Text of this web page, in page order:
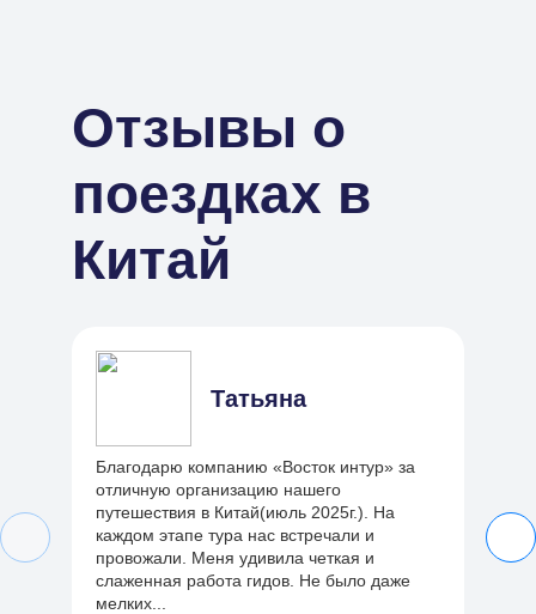
Отзывы о
поездках в
Китай
Татьяна
Благодарю компанию «Восток интур» за
отличную организацию нашего
путешествия в Китай(июль 2025г.). На
каждом этапе тура нас встречали и
провожали. Меня удивила четкая и
слаженная работа гидов. Не было даже
мелких...
с